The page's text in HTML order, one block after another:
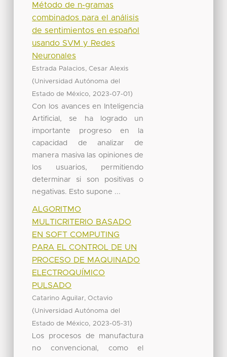
Método de n-gramas
combinados para el análisis
de sentimientos en español
usando SVM y Redes
Neuronales
Estrada Palacios, Cesar Alexis
(Universidad Autónoma del
Estado de México, 2023-07-01 )
Con los avances en Inteligencia
Artificial, se ha logrado un
importante progreso en la
capacidad de analizar de
manera masiva las opiniones de
los usuarios, permitiendo
determinar si son positivas o
negativas. Esto supone ...
ALGORITMO
MULTICRITERIO BASADO
EN SOFT COMPUTING
PARA EL CONTROL DE UN
PROCESO DE MAQUINADO
ELECTROQUÍMICO
PULSADO
Catarino Aguilar, Octavio
(Universidad Autónoma del
Estado de México, 2023-05-31 )
Los procesos de manufactura
no convencional, como el